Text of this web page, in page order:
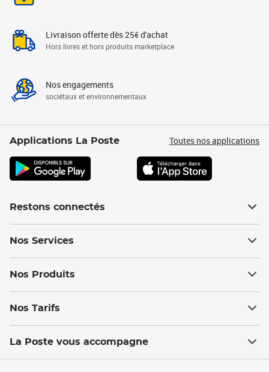
Livraison offerte dès 25€ d'achat
Hors livres et hors produits marketplace
Nos engagements
sociétaux et environnementaux
Applications La Poste Toutes nos applications
Restons connectés
Nos Services
Nos Produits
Nos Tarifs
La Poste vous accompagne